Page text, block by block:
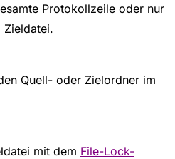
Protokollzeile oder nur
Zieldatei.
Quell- oder Zielordner im
mit dem File-Lock-